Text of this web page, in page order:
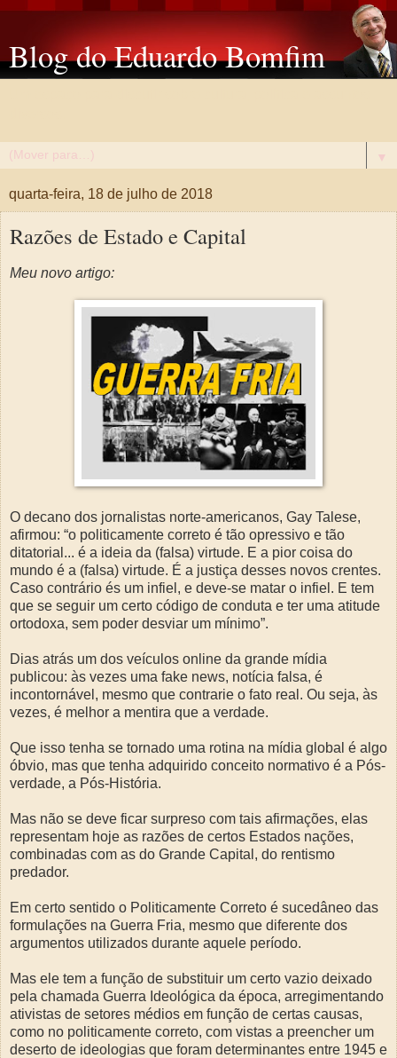
Blog do Eduardo Bomfim
▼
quarta-feira, 18 de julho de 2018
Razões de Estado e Capital
Meu novo artigo:
O decano dos jornalistas norte-americanos, Gay Talese,
afirmou: “o politicamente correto é tão opressivo e tão
ditatorial... é a ideia da (falsa) virtude. E a pior coisa do
mundo é a (falsa) virtude. É a justiça desses novos crentes.
Caso contrário és um infiel, e deve-se matar o infiel. E tem
que se seguir um certo código de conduta e ter uma atitude
ortodoxa, sem poder desviar um mínimo”.
Dias atrás um dos veículos online da grande mídia
publicou: às vezes uma fake news, notícia falsa, é
incontornável, mesmo que contrarie o fato real. Ou seja, às
vezes, é melhor a mentira que a verdade.
Que isso tenha se tornado uma rotina na mídia global é algo
óbvio, mas que tenha adquirido conceito normativo é a Pós-
verdade, a Pós-História.
Mas não se deve ficar surpreso com tais afirmações, elas
representam hoje as razões de certos Estados nações,
combinadas com as do Grande Capital, do rentismo
predador.
Em certo sentido o Politicamente Correto é sucedâneo das
formulações na Guerra Fria, mesmo que diferente dos
argumentos utilizados durante aquele período.
Mas ele tem a função de substituir um certo vazio deixado
pela chamada Guerra Ideológica da época, arregimentando
ativistas de setores médios em função de certas causas,
como no politicamente correto, com vistas a preencher um
deserto de ideologias que foram determinantes entre 1945 e